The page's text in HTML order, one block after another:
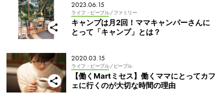
2023.06.15
ライフ・ピープル / ファミリー
キャンプは月2回！ママキャンパーさんに
とって「キャンプ」とは？
2020.03.15
ライフ・ピープル / ピープル
【働くMartミセス】働くママにとってカフ
ェに行くのが大切な時間の理由